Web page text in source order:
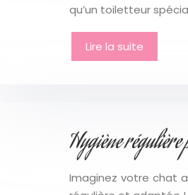
qu’un toiletteur
Lire la suite
Hygiène
Imaginez votre chat